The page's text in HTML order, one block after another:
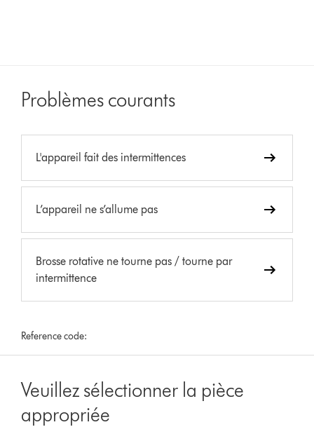
Problèmes courants
L'appareil fait des intermittences
L’appareil ne s’allume pas
Brosse rotative ne tourne pas / tourne par
intermittence
Reference code:
Veuillez sélectionner la pièce
appropriée